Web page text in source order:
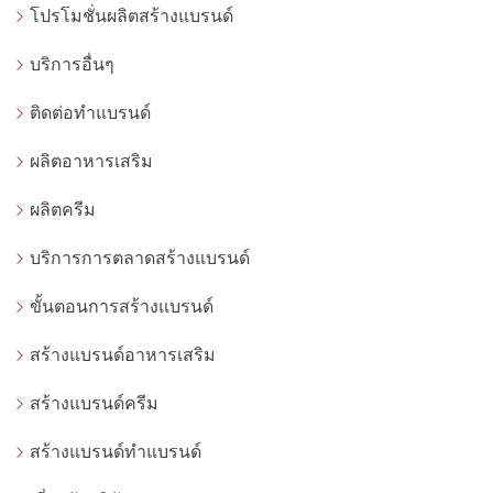
โปรโมชั่นผลิตสร้างแบรนด์
บริการอื่นๆ
ติดต่อทำแบรนด์
ผลิตอาหารเสริม
ผลิตครีม
บริการการตลาดสร้างแบรนด์
ขั้นตอนการสร้างแบรนด์
สร้างแบรนด์อาหารเสริม
สร้างแบรนด์ครีม
สร้างแบรนด์ทำแบรนด์